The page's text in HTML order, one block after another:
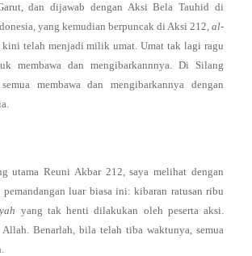
dan dijawab dengan Aksi Bela Tauhid di
yang kemudian berpuncak di Aksi 212, al-
kini telah menjadi milik umat. Umat tak lagi ragu
membawa dan mengibarkannnya. Di Silang
membawa dan mengibarkannya dengan
utama Reuni Akbar 212, saya melihat dengan
pemandangan luar biasa ini: kibaran ratusan ribu
yang tak henti dilakukan oleh peserta aksi.
Benarlah, bila telah tiba waktunya, semua